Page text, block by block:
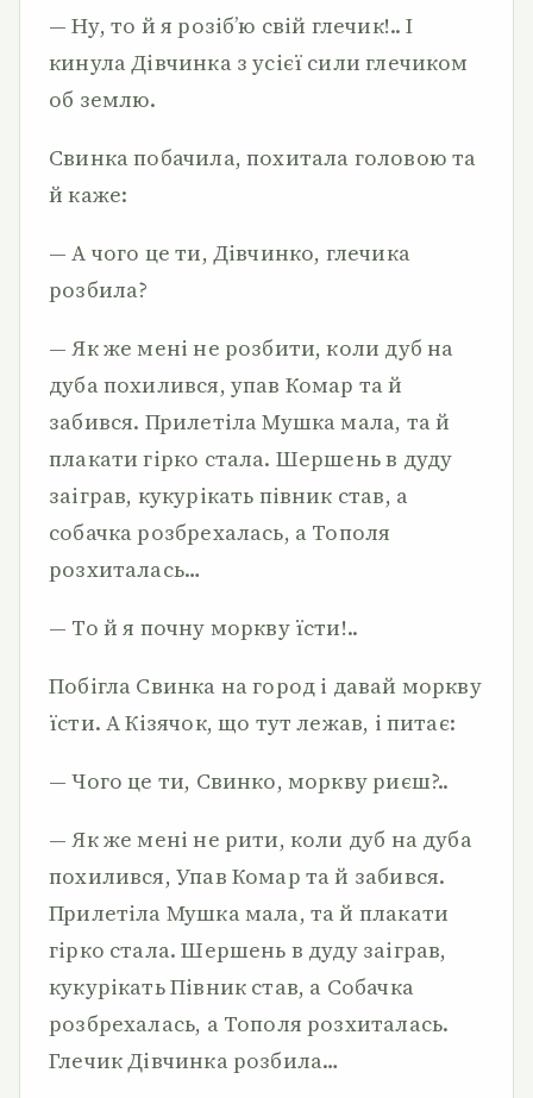
— Ну, то й я розіб’ю свій глечик!.. І
кинула Дівчинка з усієї сили глечиком
об землю.
Свинка побачила, похитала головою та
й каже:
— А чого це ти, Дівчинко, глечика
розбила?
— Як же мені не розбити, коли дуб на
дуба похилився, упав Комар та й
забився. Прилетіла Мушка мала, та й
плакати гірко стала. Шершень в дуду
заіграв, кукурікать півник став, а
собачка розбрехалась, а Тополя
розхиталась…
— То й я почну моркву їсти!..
Побігла Свинка на город і давай моркву
їсти. А Кізячок, що тут лежав, і питає:
— Чого це ти, Свинко, моркву риєш?..
— Як же мені не рити, коли дуб на дуба
похилився, Упав Комар та й забився.
Прилетіла Мушка мала, та й плакати
гірко стала. Шершень в дуду заіграв,
кукурікать Півник став, а Собачка
розбрехалась, а Тополя розхиталась.
Глечик Дівчинка розбила…